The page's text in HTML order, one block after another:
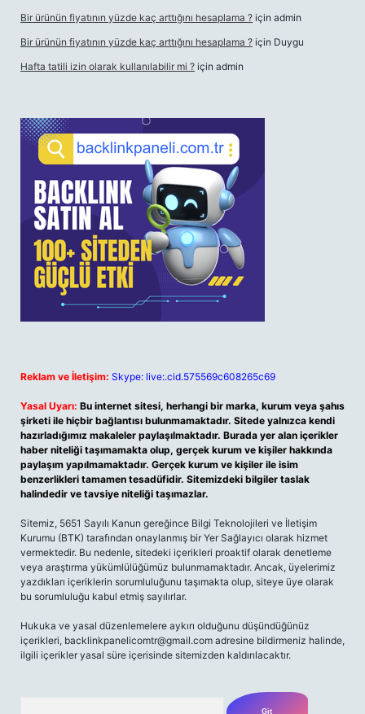
Bir ürünün fiyatının yüzde kaç arttığını hesaplama ? için admin
Bir ürünün fiyatının yüzde kaç arttığını hesaplama ? için Duygu
Hafta tatili izin olarak kullanılabilir mi ? için admin
Reklam ve İletişim: Skype: live:.cid.575569c608265c69
Yasal Uyarı: Bu internet sitesi, herhangi bir marka, kurum veya şahıs
şirketi ile hiçbir bağlantısı bulunmamaktadır. Sitede yalnızca kendi
hazırladığımız makaleler paylaşılmaktadır. Burada yer alan içerikler
haber niteliği taşımamakta olup, gerçek kurum ve kişiler hakkında
paylaşım yapılmamaktadır. Gerçek kurum ve kişiler ile isim
benzerlikleri tamamen tesadüfidir. Sitemizdeki bilgiler taslak
halindedir ve tavsiye niteliği taşımazlar.
Sitemiz, 5651 Sayılı Kanun gereğince Bilgi Teknolojileri ve İletişim
Kurumu (BTK) tarafından onaylanmış bir Yer Sağlayıcı olarak hizmet
vermektedir. Bu nedenle, sitedeki içerikleri proaktif olarak denetleme
veya araştırma yükümlülüğümüz bulunmamaktadır. Ancak, üyelerimiz
yazdıkları içeriklerin sorumluluğunu taşımakta olup, siteye üye olarak
bu sorumluluğu kabul etmiş sayılırlar.
Hukuka ve yasal düzenlemelere aykırı olduğunu düşündüğünüz
içerikleri, backlinkpanelicomtr@gmail.com adresine bildirmeniz halinde,
ilgili içerikler yasal süre içerisinde sitemizden kaldırılacaktır.